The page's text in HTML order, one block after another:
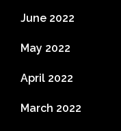
June 2022
May 2022
April 2022
March 2022